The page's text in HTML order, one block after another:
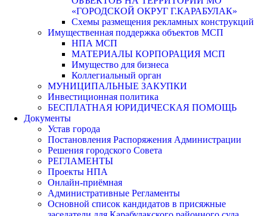
«ГОРОДСКОЙ ОКРУГ Г.КАРАБУЛАК»
Схемы размещения рекламных конструкций
Имущественная поддержка объектов МСП
НПА МСП
МАТЕРИАЛЫ КОРПОРАЦИЯ МСП
Имущество для бизнеса
Коллегиальный орган
МУНИЦИПАЛЬНЫЕ ЗАКУПКИ
Инвестиционная политика
БЕСПЛАТНАЯ ЮРИДИЧЕСКАЯ ПОМОЩЬ
Документы
Устав города
Постановления Распоряжения Администрации
Решения городского Совета
РЕГЛАМЕНТЫ
Проекты НПА
Онлайн-приёмная
Административные Регламенты
Основной список кандидатов в присяжные